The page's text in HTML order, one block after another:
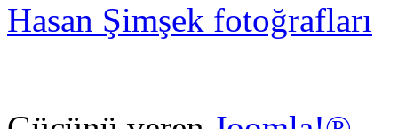
Hasan Şimşek fotoğrafları